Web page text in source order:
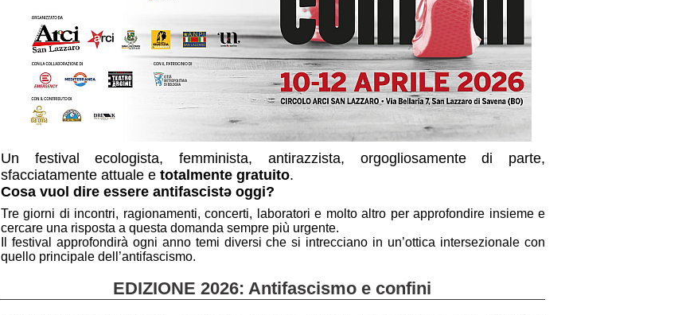
Un festival ecologista, femminista, antirazzista, orgogliosamente di parte,
sfacciatamente attuale e totalmente gratuito.
Cosa vuol dire essere antifascistǝ oggi?
Tre giorni di incontri, ragionamenti, concerti, laboratori e molto altro per approfondire insieme e
cercare una risposta a questa domanda sempre più urgente.
Il festival approfondirà ogni anno temi diversi che si intrecciano in un’ottica intersezionale con
quello principale dell’antifascismo.
EDIZIONE 2026: Antifascismo e confini